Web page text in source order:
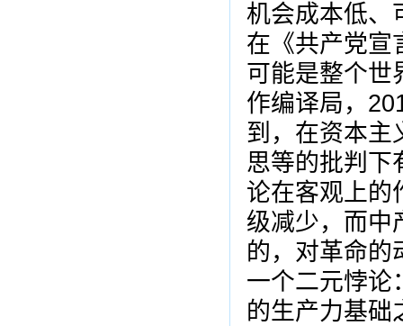
机会成本低、
在《共产党宣
可能是整个世
作编译局，
到，在资本主
思等的批判下
论在客观上的
级减少，而中
的，对革命的
一个二元悖论
的生产力基础